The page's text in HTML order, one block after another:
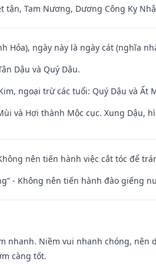
tận, Tam Nương, Dương Công Kỵ
Hỏa), ngày này là ngày cát (nghĩa
Dậu và Quý Dậu.
ngoại trừ các tuổi: Quý Dậu và Ất
và Hợi thành Mộc cục. Xung Dậu,
nên tiến hành việc cắt tóc để
- Không nên tiến hành đào giếng
nhanh. Niềm vui nhanh chóng,
càng tốt.